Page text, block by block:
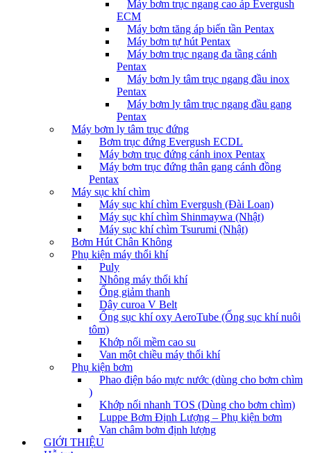
Máy bơm trục ngang cao áp Evergush
ECM
Máy bơm tăng áp biến tần Pentax
Máy bơm tự hút Pentax
Máy bơm trục ngang đa tầng cánh
Pentax
Máy bơm ly tâm trục ngang đầu inox
Pentax
Máy bơm ly tâm trục ngang đầu gang
Pentax
Máy bơm ly tâm trục đứng
Bơm trục đứng Evergush ECDL
Máy bơm trục đứng cánh inox Pentax
Máy bơm trục đứng thân gang cánh đồng
Pentax
Máy sục khí chìm
Máy sục khí chìm Evergush (Đài Loan)
Máy sục khí chìm Shinmaywa (Nhật)
Máy sục khí chìm Tsurumi (Nhật)
Bơm Hút Chân Không
Phụ kiện máy thổi khí
Puly
Nhông máy thổi khí
Ống giảm thanh
Dây curoa V Belt
Ống sục khí oxy AeroTube (Ống sục khí nuôi
tôm)
Khớp nối mềm cao su
Van một chiều máy thổi khí
Phụ kiện bơm
Phao điện báo mực nước (dùng cho bơm chìm
)
Khớp nối nhanh TOS (Dùng cho bơm chìm)
Luppe Bơm Định Lượng – Phụ kiện bơm
Van châm bơm định lượng
GIỚI THIỆU